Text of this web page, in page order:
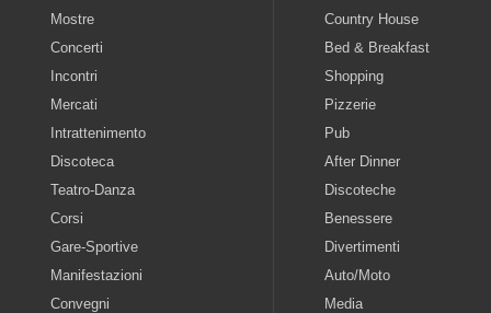
Mostre
Concerti
Incontri
Mercati
Intrattenimento
Discoteca
Teatro-Danza
Corsi
Gare-Sportive
Manifestazioni
Convegni
Country House
Bed & Breakfast
Shopping
Pizzerie
Pub
After Dinner
Discoteche
Benessere
Divertimenti
Auto/Moto
Media